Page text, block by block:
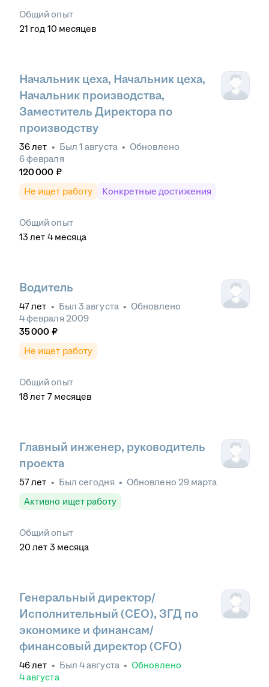
Общий опыт
21 год 10 месяцев
Начальник цеха, Начальник цеха,
Начальник производства,
Заместитель Директора по
производству
36лет • Был 1 августа • Обновлено
6 февраля
120 000 ₽
Не ищет работу
Конкретные достижения
Общий опыт
13 лет 4 месяца
Водитель
47лет • Был 3 августа • Обновлено
4 февраля 2009
35 000 ₽
Не ищет работу
Общий опыт
18лет 7 месяцев
Главный инженер, руководитель
проекта
57лет • Был сегодня • Обновлено 29 марта
Активно ищет работу
Общий опыт
20 лет 3 месяца
Генеральный директор/
Исполнительный (CEO), ЗГД по
экономике и финансам/
финансовый директор (CFO)
46лет • Был 4 августа • Обновлено
4 августа